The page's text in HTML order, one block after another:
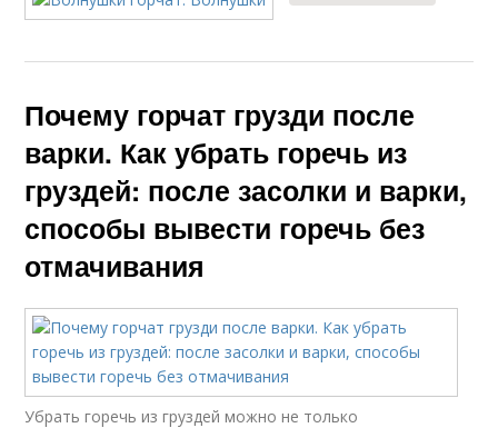
Почему горчат грузди после
варки. Как убрать горечь из
груздей: после засолки и варки,
способы вывести горечь без
отмачивания
Убрать горечь из груздей можно не только